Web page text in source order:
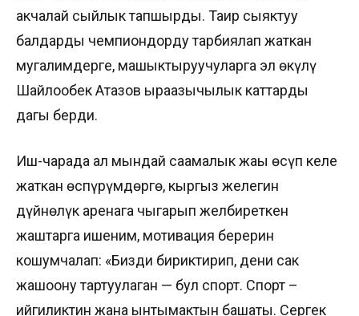
акчалай сыйлык тапшырды. Таир сыяктуу
балдарды чемпиондорду тарбиялап жаткан
мугалимдерге, машыктыруучуларга эл өкүлү
Шайлообек Атазов ыраазычылык каттарды
дагы берди.
Иш-чарада ал мындай саамалык жаңы өсүп келе
жаткан өспүрүмдөргө, кыргыз желегин
дүйнөлүк аренага чыгарып желбиреткен
жаштарга ишеним, мотивация берерин
кошумчалап: «Бизди бириктирип, дени сак
жашоону тартуулаган — бул спорт. Спорт –
ийгиликтин жана ынтымактын башаты. Сергек